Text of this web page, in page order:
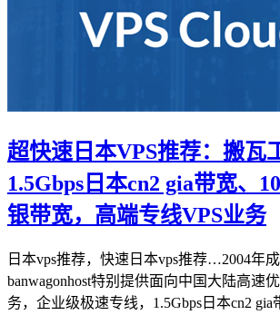
超快速日本VPS推荐：搬瓦
1.5Gbps日本cn2 gia带宽、
银带宽，高端专线VPS业务
日本vps推荐，快速日本vps推荐…2004年
banwagonhost特别提供面向中国大陆高速
务，企业级极速专线，1.5Gbps日本cn2